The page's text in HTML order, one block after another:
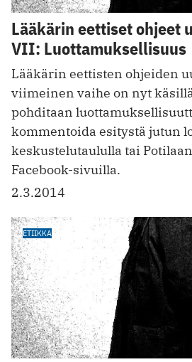
Lääkärin eettiset ohjeet
VII: Luottamuksellisuus
Lääkärin eettisten ohjeiden
viimeinen vaihe on nyt
pohditaan
kommentoida esitystä jutun
keskustelutaululla tai
Facebook-sivuilla.
2.3.2014
ETIIKKA